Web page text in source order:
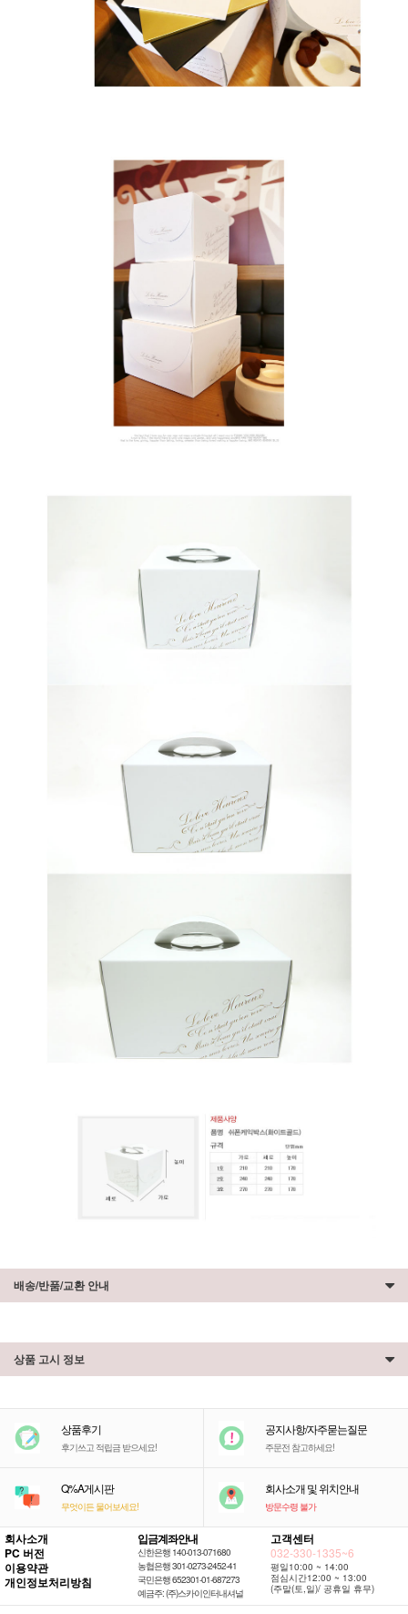
배송/반품/교환 안내
상품 고시 정보
상품후기
후기쓰고 적립금 받으세요!
공지사항/자주묻는질문
주문전 참고하세요!
Q%A게시판
무엇이든 물어보세요!
회사소개 및 위치안내
방문수령 불가
회사소개
PC 버전
이용약관
개인정보처리방침
입금계좌안내
신한은행 140-013-071680
농협은행 301-0273-2452-41
국민은행 652301-01-687273
예금주: (주)스카이인터내셔널
고객센터
032-330-1335~6
평일10:00 ~ 14:00
점심시간12:00 ~ 13:00
(주말(토,일)/ 공휴일 휴무)